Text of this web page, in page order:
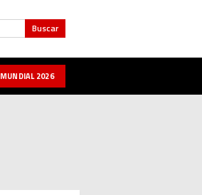
Buscar
MUNDIAL 2026